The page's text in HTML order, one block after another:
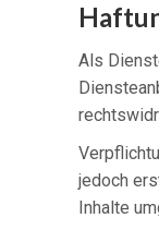
Als
jedoch
Inhalte